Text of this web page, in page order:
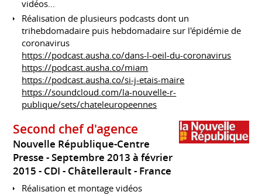
vidéos...
Réalisation de plusieurs podcasts dont un
trihebdomadaire puis hebdomadaire sur l'épidémie de
coronavirus
https://podcast.ausha.co/dans-l-oeil-du-coronavirus
https://podcast.ausha.co/miam
https://podcast.ausha.co/si-j-etais-maire
https://soundcloud.com/la-nouvelle-r-
publique/sets/chateleuropeennes
Second chef d'agence
Nouvelle République-Centre
Presse
Septembre 2013 à février
2015 CDI Châtellerault France
Réalisation et montage vidéos